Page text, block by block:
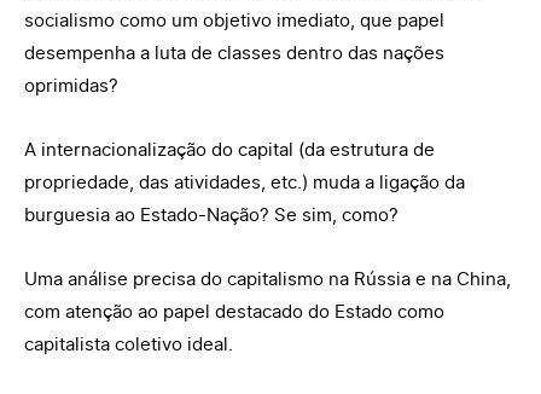
socialismo como um objetivo imediato, que papel
desempenha a luta de classes dentro das nações
oprimidas?
A internacionalização do capital (da estrutura de
propriedade, das atividades, etc.) muda a ligação da
burguesia ao Estado-Nação? Se sim, como?
Uma análise precisa do capitalismo na Rússia e na China,
com atenção ao papel destacado do Estado como
capitalista coletivo ideal.